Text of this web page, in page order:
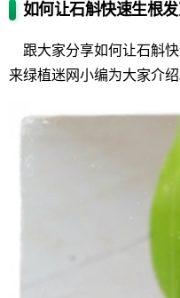
如何让石斛快速生根
跟大家分享如何让石斛
来绿植迷网小编为大家介绍